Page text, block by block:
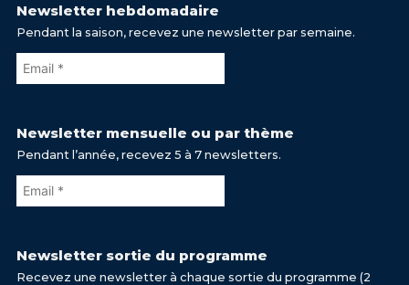
Newsletter hebdomadaire
Pendant la saison, recevez une newsletter par semaine.
Newsletter mensuelle ou par thème
Pendant l’année, recevez 5 à 7 newsletters.
Newsletter sortie du programme
Recevez une newsletter à chaque sortie du programme (2